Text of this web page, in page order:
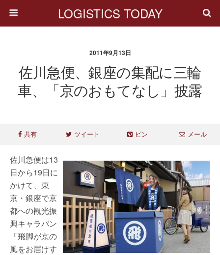
LOGISTICS TODAY
2011年9月13日
佐川急便、銀座の集配に三輪
車、「京のおもてなし」披露
共有 ツイート ピン メール
佐川急便は13
日から19日に
かけて、東
京・銀座で京
都への観光振
興キャラバン
「飛脚が京の
風をお届けす